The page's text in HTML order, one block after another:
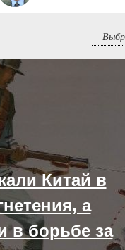
Китай в
а
в борьбе за